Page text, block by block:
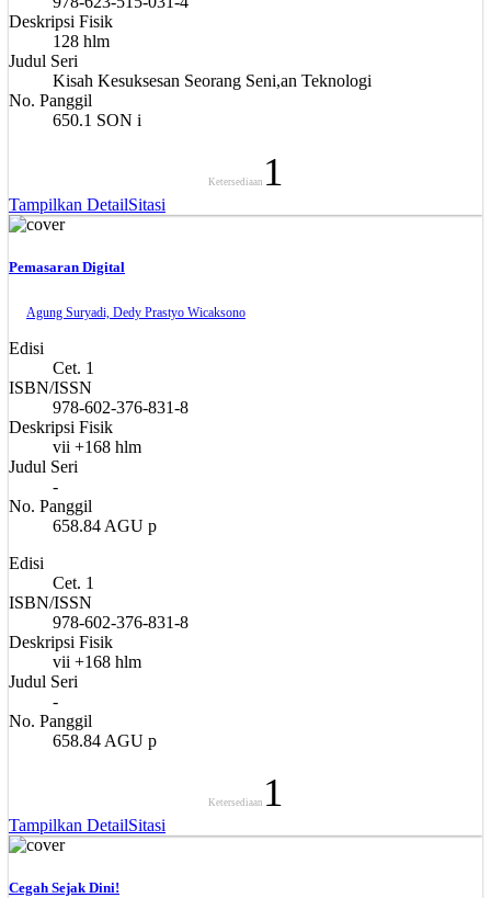
Deskripsi Fisik
128 hlm
Judul Seri
Kisah Kesuksesan Seorang Seni,an Teknologi
No. Panggil
650.1 SON i
Ketersediaan 1
Tampilkan DetailSitasi
Pemasaran Digital
Agung Suryadi, Dedy Prastyo Wicaksono
Edisi
Cet. 1
ISBN/ISSN
978-602-376-831-8
Deskripsi Fisik
vii +168 hlm
Judul Seri
-
No. Panggil
658.84 AGU p
Edisi
Cet. 1
ISBN/ISSN
978-602-376-831-8
Deskripsi Fisik
vii +168 hlm
Judul Seri
-
No. Panggil
658.84 AGU p
Ketersediaan 1
Tampilkan DetailSitasi
Cegah Sejak Dini!